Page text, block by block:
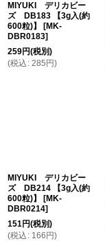
MIYUKI デリカビー
ズ DB183 【3g入(約
600粒)】
[MK-
DBR0183]
259円(税別)
(税込 : 285 円)
MIYUKI デリカビー
ズ DB214 【3g入(約
600粒)】
[MK-
DBR0214]
151円(税別)
(税込 : 166 円)